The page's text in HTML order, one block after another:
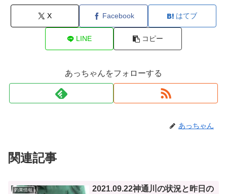
X Facebook はてブ
LINE コピー
あっちゃんをフォローする
あっちゃん
関連記事
釣果情報
2021.09.22神通川の状況と昨日の